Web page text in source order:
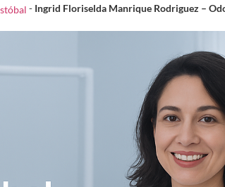
- Ingrid Floriselda Manrique Rodriguez –